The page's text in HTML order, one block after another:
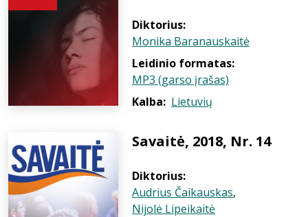
Diktorius:
Monika Baranauskaitė
Leidinio formatas:
MP3 (garso įrašas)
Kalba: Lietuvių
Savaitė, 2018, Nr. 14
Diktorius:
Audrius Čaikauskas,
Nijolė Lipeikaitė